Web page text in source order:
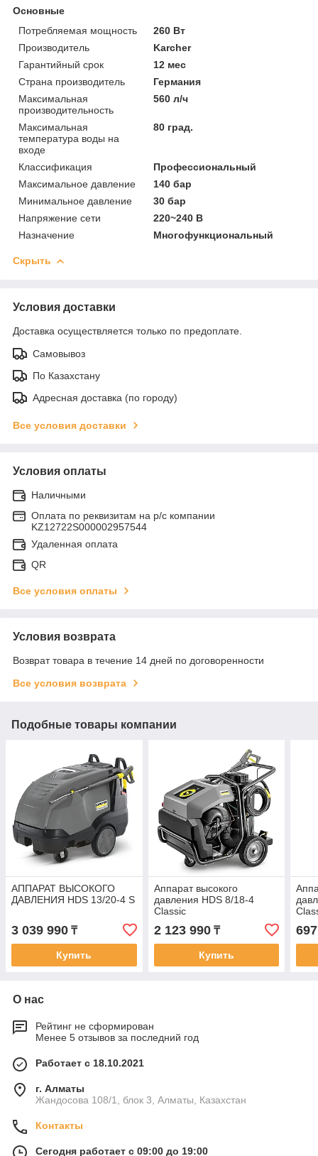
Основные
Потребляемая мощность
260 Вт
Производитель
Karcher
Гарантийный срок
12 мес
Страна производитель
Германия
Максимальная
производительность
560 л/ч
Максимальная
температура воды на
входе
80 град.
Классификация
Профессиональный
Максимальное давление
140 бар
Минимальное давление
30 бар
Напряжение сети
220~240 В
Назначение
Многофункциональный
Скрыть
Условия доставки
Доставка осуществляется только по предоплате.
Самовывоз
По Казахстану
Адресная доставка (по городу)
Все условия доставки
Условия оплаты
Наличными
Оплата по реквизитам на р/с компании
KZ12722S000002957544
Удаленная оплата
QR
Все условия оплаты
Условия возврата
Возврат товара в течение 14 дней по договоренности
Все условия возврата
Подобные товары компании
АППАРАТ ВЫСОКОГО
ДАВЛЕНИЯ HDS 13/20-4 S
3 039 990 ₸
Купить
Аппарат высокого
давления HDS 8/18-4
Classic
2 123 990₸
Купить
О нас
Рейтинг не сформирован
Менее 5 отзывов за последний год
Работает с 18.10.2021
г. Алматы
Жандосова 108/1, блок 3, Алматы, Казахстан
Контакты
Сегодня работает с 09:00 до 19:00